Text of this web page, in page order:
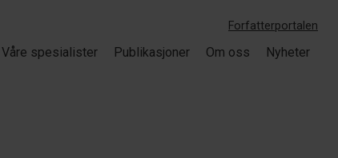
Forfatterportalen
Våre spesialister Publikasjoner Om oss Nyheter